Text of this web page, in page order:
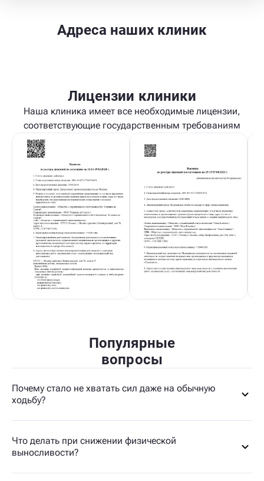
Адреса наших клиник
Лицензии клиники
Наша клиника имеет все необходимые лицензии,
соответствующие государственным требованиям
Популярные
вопросы
Почему стало не хватать сил даже на обычную
ходьбу?
Что делать при снижении физической
выносливости?